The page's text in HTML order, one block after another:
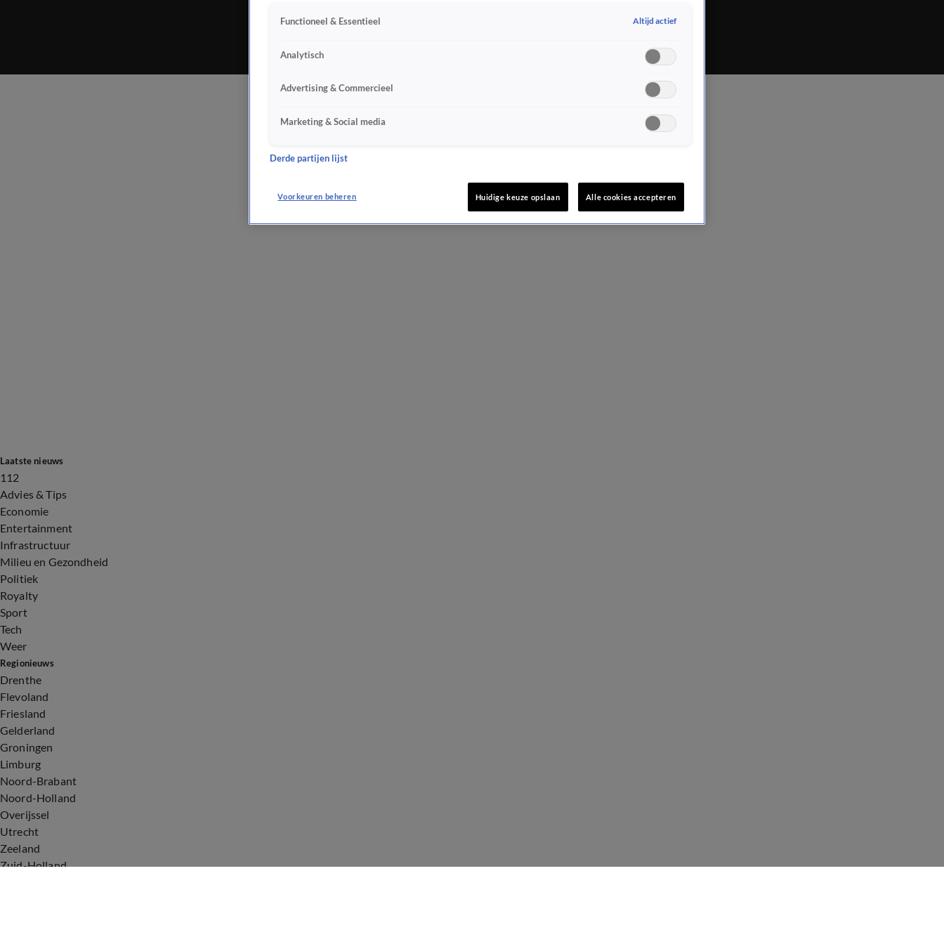
Laatste nieuws
112
Advies & Tips
Economie
Entertainment
Infrastructuur
Milieu en Gezondheid
Politiek
Royalty
Sport
Tech
Weer
Regionieuws
Drenthe
Flevoland
Friesland
Gelderland
Groningen
Limburg
Noord-Brabant
Noord-Holland
Overijssel
Utrecht
Zeeland
Zuid-Holland
Functioneel & Essentieel Altijd actief
Analytisch
Advertising & Commercieel
Marketing & Social media
Derde partijen lijst
Voorkeuren beheren Huidige keuze opslaan Alle cookies accepteren